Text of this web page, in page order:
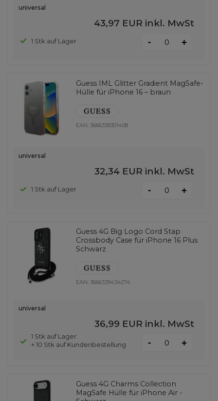
universal
43,97 EUR inkl. MwSt
1 Stk auf Lager - +
Guess IML Glitter Gradient MagSafe-
Hülle für iPhone 16 – braun
EAN: 3666339301408
universal
32,34 EUR inkl. MwSt
1 Stk auf Lager - +
Guess 4G Big Logo Cord Stap
Crossbody Case für iPhone 16 Plus
Schwarz
EAN: 3666339434274
universal
36,99 EUR inkl. MwSt
1 Stk auf Lager
+ 10 Stk auf Kundenbestellung
- +
Guess 4G Charms Collection
MagSafe Hülle für iPhone Air -